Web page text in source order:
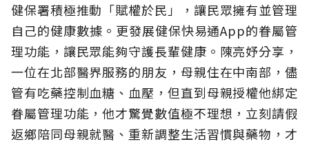
健保署積極推動「賦權於民」，讓民眾擁有並管理
自己的健康數據。更發展健保快易通App的眷屬管
理功能，讓民眾能夠守護長輩健康。陳亮妤分享，
一位在北部醫界服務的朋友，母親住在中南部，儘
管有吃藥控制血糖、血壓，但直到母親授權他綁定
眷屬管理功能，他才驚覺數值極不理想，立刻請假
返鄉陪同母親就醫、重新調整生活習慣與藥物，才